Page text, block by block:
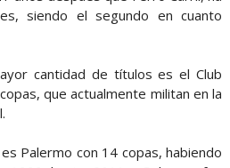
siendo el segundo en cuanto
cantidad de títulos es el Club
que actualmente militan en la
Palermo con 14 copas, habiendo